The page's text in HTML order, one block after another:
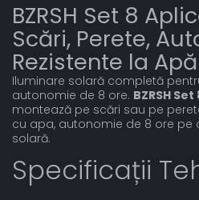
BZRSH Set 8
Scări, Perete,
Rezistente la Apă
Iluminare solară completă
autonomie de 8 ore. BZRSH
montează pe scări sau pe
cu apa, autonomie de 8 ore pe
solară.
Specificații